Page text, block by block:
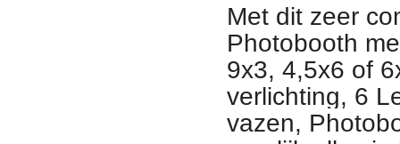
Met dit zeer
Photobooth
9x3, 4,5x6 of
verlichting, 6
vazen,